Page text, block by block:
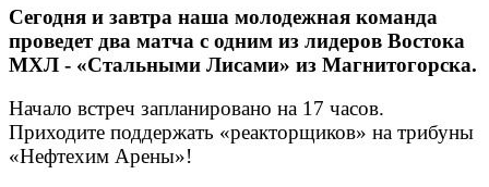
Сегодня и завтра наша молодежная команда
проведет два матча с одним из лидеров Востока
МХЛ - «Стальными Лисами» из Магнитогорска.
Начало встреч запланировано на 17 часов.
Приходите поддержать «реакторщиков» на трибуны
«Нефтехим Арены»!